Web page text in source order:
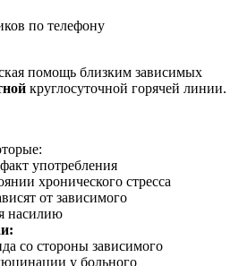
по телефону
помощь близким зависимых
круглосуточной горячей линии.
употребления
хронического стресса
от зависимого
насилию
со стороны зависимого
у больного